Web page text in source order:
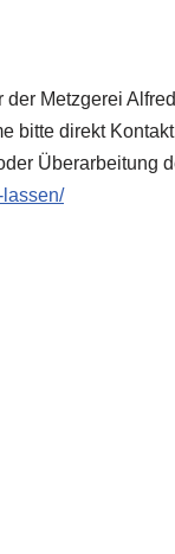
Metzgerei
bitte direkt
Überarbeitung